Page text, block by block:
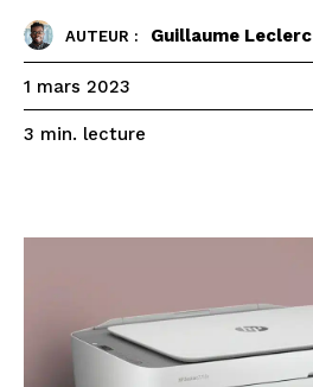
AUTEUR : Guillaume Leclerc
1 mars 2023
3 min. lecture